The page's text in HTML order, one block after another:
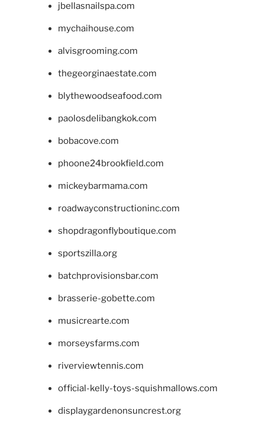
jbellasnailspa.com
mychaihouse.com
alvisgrooming.com
thegeorginaestate.com
blythewoodseafood.com
paolosdelibangkok.com
bobacove.com
phoone24brookfield.com
mickeybarmama.com
roadwayconstructioninc.com
shopdragonflyboutique.com
sportszilla.org
batchprovisionsbar.com
brasserie-gobette.com
musicrearte.com
morseysfarms.com
riverviewtennis.com
official-kelly-toys-squishmallows.com
displaygardenonsuncrest.org